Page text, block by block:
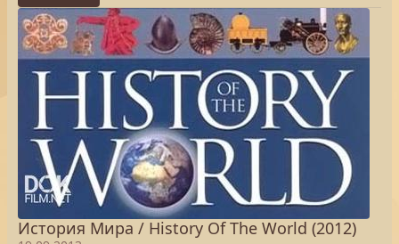
История Мира / History Of The World (2012)